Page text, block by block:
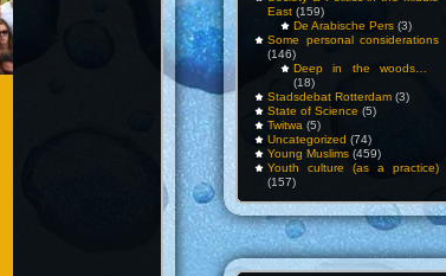
East (159)
De Arabische Pers (3)
Some personal considerations
(146)
Deep in the woods…
(18)
Stadsdebat Rotterdam (3)
State of Science (5)
Twitwa (5)
Uncategorized (74)
Young Muslims (459)
Youth culture (as a practice)
(157)